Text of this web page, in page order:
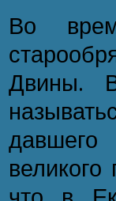
Во
Двины.
великого